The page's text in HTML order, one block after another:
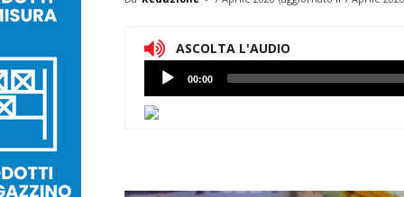
ASCOLTA L'AUDIO
Lettore
Audio
00:00